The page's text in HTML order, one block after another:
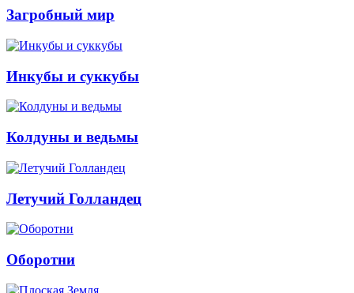
Загробный мир
Инкубы и суккубы
Колдуны и ведьмы
Летучий Голландец
Оборотни